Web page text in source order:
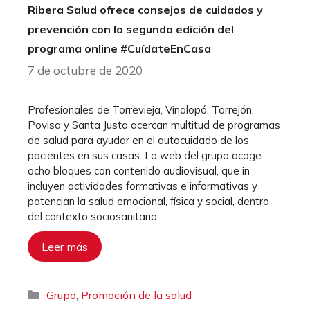
Ribera Salud ofrece consejos de cuidados y
prevención con la segunda edición del
programa online #CuídateEnCasa
7 de octubre de 2020
Profesionales de Torrevieja, Vinalopó, Torrejón,
Povisa y Santa Justa acercan multitud de programas
de salud para ayudar en el autocuidado de los
pacientes en sus casas. La web del grupo acoge
ocho bloques con contenido audiovisual, que in
incluyen actividades formativas e informativas y
potencian la salud emocional, física y social, dentro
del contexto sociosanitario …
Leer más
Categorías
Grupo, Promoción de la salud